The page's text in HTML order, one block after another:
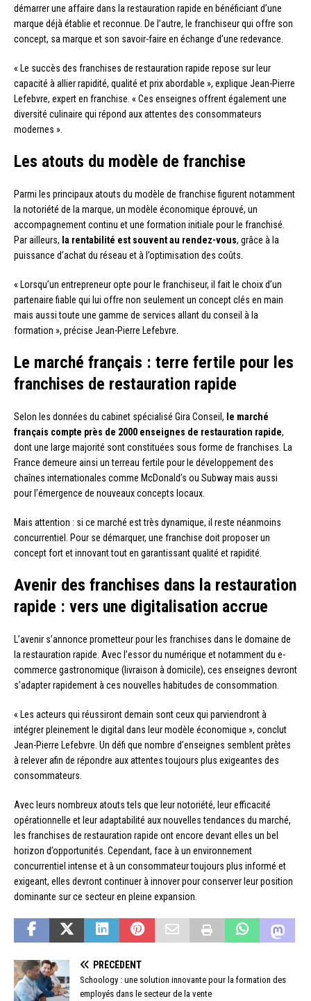
démarrer une affaire dans la restauration rapide en bénéficiant d’une
marque déjà établie et reconnue. De l’autre, le franchiseur qui offre son
concept, sa marque et son savoir-faire en échange d’une redevance.
« Le succès des franchises de restauration rapide repose sur leur
capacité à allier rapidité, qualité et prix abordable », explique Jean-Pierre
Lefebvre, expert en franchise. « Ces enseignes offrent également une
diversité culinaire qui répond aux attentes des consommateurs
modernes ».
Les atouts du modèle de franchise
Parmi les principaux atouts du modèle de franchise figurent notamment
la notoriété de la marque, un modèle économique éprouvé, un
accompagnement continu et une formation initiale pour le franchisé.
Par ailleurs, la rentabilité est souvent au rendez-vous, grâce à la
puissance d’achat du réseau et à l’optimisation des coûts.
« Lorsqu’un entrepreneur opte pour le franchiseur, il fait le choix d’un
partenaire fiable qui lui offre non seulement un concept clés en main
mais aussi toute une gamme de services allant du conseil à la
formation », précise Jean-Pierre Lefebvre.
Le marché français : terre fertile pour les
franchises de restauration rapide
Selon les données du cabinet spécialisé Gira Conseil, le marché
français compte près de 2000 enseignes de restauration rapide,
dont une large majorité sont constituées sous forme de franchises. La
France demeure ainsi un terreau fertile pour le développement des
chaînes internationales comme McDonald’s ou Subway mais aussi
pour l’émergence de nouveaux concepts locaux.
Mais attention : si ce marché est très dynamique, il reste néanmoins
concurrentiel. Pour se démarquer, une franchise doit proposer un
concept fort et innovant tout en garantissant qualité et rapidité.
Avenir des franchises dans la restauration
rapide : vers une digitalisation accrue
L’avenir s’annonce prometteur pour les franchises dans le domaine de
la restauration rapide. Avec l’essor du numérique et notamment du e-
commerce gastronomique (livraison à domicile), ces enseignes devront
s’adapter rapidement à ces nouvelles habitudes de consommation.
« Les acteurs qui réussiront demain sont ceux qui parviendront à
intégrer pleinement le digital dans leur modèle économique », conclut
Jean-Pierre Lefebvre. Un défi que nombre d’enseignes semblent prêtes
à relever afin de répondre aux attentes toujours plus exigeantes des
consommateurs.
Avec leurs nombreux atouts tels que leur notoriété, leur efficacité
opérationnelle et leur adaptabilité aux nouvelles tendances du marché,
les franchises de restauration rapide ont encore devant elles un bel
horizon d’opportunités. Cependant, face à un environnement
concurrentiel intense et à un consommateur toujours plus informé et
exigeant, elles devront continuer à innover pour conserver leur position
dominante sur ce secteur en pleine expansion.
PRÉCÉDENT
Schoology : une solution innovante pour la formation des
employés dans le secteur de la vente